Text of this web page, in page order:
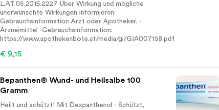
L.AT.05.2015.2227 Über Wirkung und mögliche
unerwünschte Wirkungen informieren
Gebrauchsinformation Arzt oder Apotheker. -
Arzneimittel -Gebrauchsinformation:
https://www.apothekenbote.at/media/gi/GIA007158.pdf
€ 9,15
Bepanthen® Wund- und Heilsalbe 100
Gramm
Heilt und schützt! Mit Dexpanthenol - Schützt,